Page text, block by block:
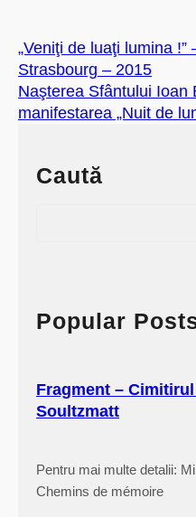
„Veniţi de luaţi lumina
Strasbourg – 2015
Naşterea Sfântului Ioan
manifestarea „Nuit de
Caută
h
Popular
Fragment –
Soultzmatt
Pentru mai multe detalii:
Chemins de mémoire